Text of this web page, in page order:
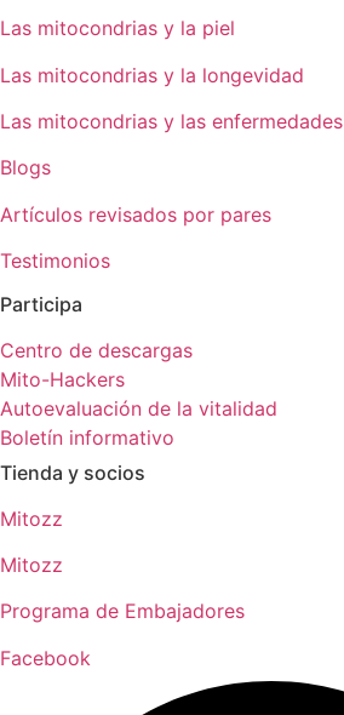
Las mitocondrias y la piel
Las mitocondrias y la longevidad
Las mitocondrias y las enfermedades
Blogs
Artículos revisados por pares
Testimonios
Participa
Centro de descargas
Mito-Hackers
Autoevaluación de la vitalidad
Boletín informativo
Tienda y socios
Mitozz
Mitozz
Programa de Embajadores
Facebook